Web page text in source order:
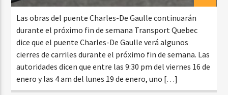
Las obras del puente Charles-De Gaulle continuarán
durante el próximo fin de semana Transport Quebec
dice que el puente Charles-De Gaulle verá algunos
cierres de carriles durante el próximo fin de semana. Las
autoridades dicen que entre las 9:30 pm del viernes 16 de
enero y las 4 am del lunes 19 de enero, uno […]